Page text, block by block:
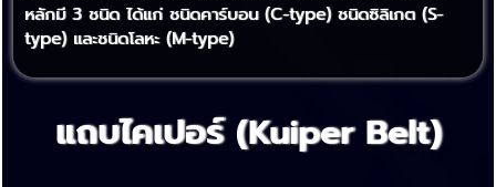
หลักมี 3 ชนิด ได้แก่ ชนิดคาร์บอน (C-type) ชนิดซิลิเกต (S-
type) และชนิดโลหะ (M-type)
แถบไคเปอร์ (Kuiper Belt)